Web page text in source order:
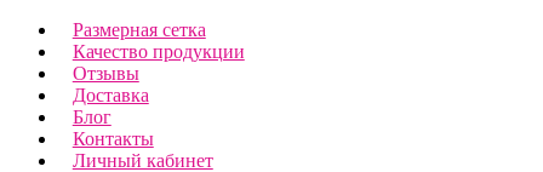
Размерная сетка
Качество продукции
Отзывы
Доставка
Блог
Контакты
Личный кабинет